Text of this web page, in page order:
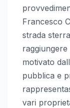
Francesco
strada
motivato
pubblica e
vari